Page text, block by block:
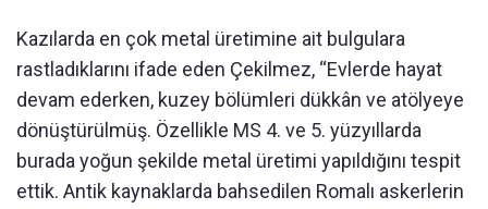
Kazılarda en çok metal üretimine ait bulgulara
rastladıklarını ifade eden Çekilmez, “Evlerde hayat
devam ederken, kuzey bölümleri dükkân ve atölyeye
dönüştürülmüş. Özellikle MS 4. ve 5. yüzyıllarda
burada yoğun şekilde metal üretimi yapıldığını tespit
ettik. Antik kaynaklarda bahsedilen Romalı askerlerin